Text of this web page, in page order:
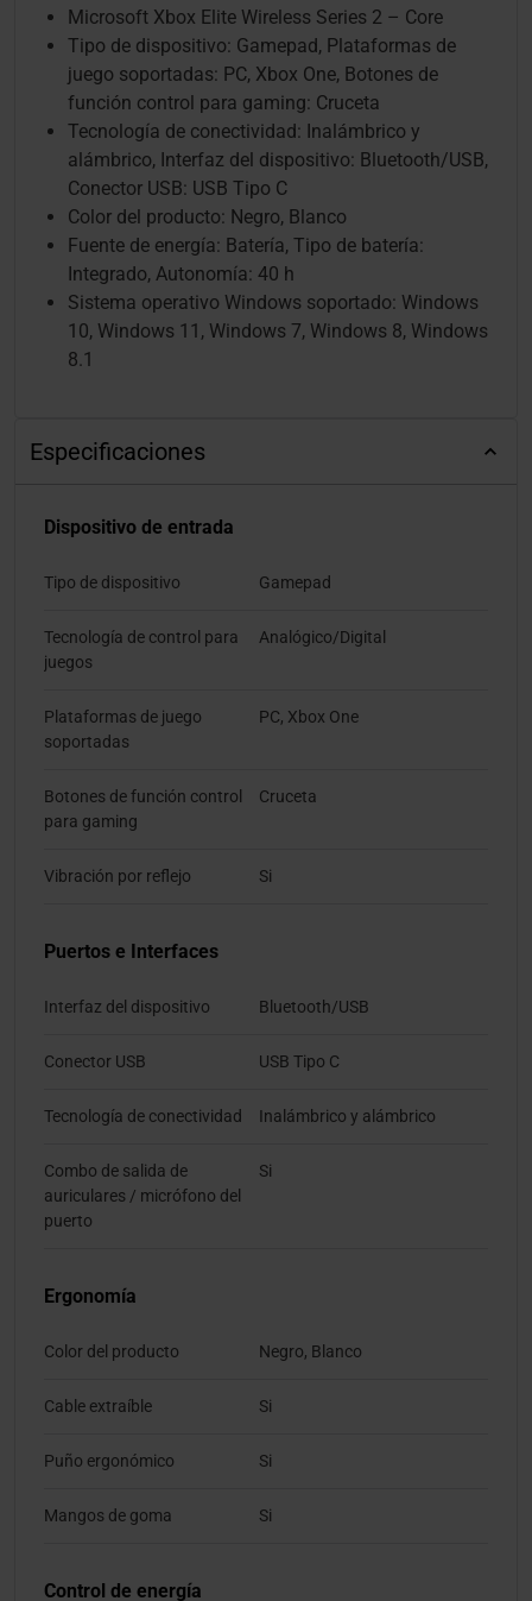
Microsoft Xbox Elite Wireless Series 2 – Core
Tipo de dispositivo: Gamepad, Plataformas de
juego soportadas: PC, Xbox One, Botones de
función control para gaming: Cruceta
Tecnología de conectividad: Inalámbrico y
alámbrico, Interfaz del dispositivo: Bluetooth/USB,
Conector USB: USB Tipo C
Color del producto: Negro, Blanco
Fuente de energía: Batería, Tipo de batería:
Integrado, Autonomía: 40 h
Sistema operativo Windows soportado: Windows
10, Windows 11, Windows 7, Windows 8, Windows
8.1
Especificaciones
Dispositivo de entrada
Tipo de dispositivo Gamepad
Tecnología de control para
juegos
Analógico/Digital
Plataformas de juego
soportadas
PC, Xbox One
Botones de función control
para gaming
Cruceta
Vibración por reflejo Si
Puertos e Interfaces
Interfaz del dispositivo Bluetooth/USB
Conector USB USB Tipo C
Tecnología de conectividad Inalámbrico y alámbrico
Combo de salida de
auriculares / micrófono del
puerto
Si
Ergonomía
Color del producto Negro, Blanco
Cable extraíble Si
Puño ergonómico Si
Mangos de goma Si
Control de energía